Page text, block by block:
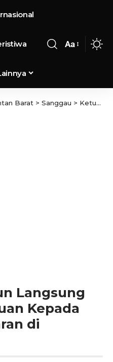
Aa
Barat > Sanggau > Ketua PMI Turun Langsung Serahkan bantuan Kepada Korban Kebakaran di Setompak
Langsung
Kepada
di